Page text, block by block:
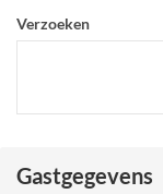
Verzoeken
Gastgegevens